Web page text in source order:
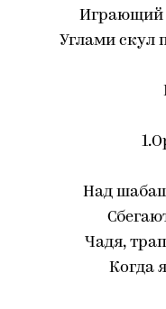
Играющий
Углами скул
Над
Чадя,
Когда